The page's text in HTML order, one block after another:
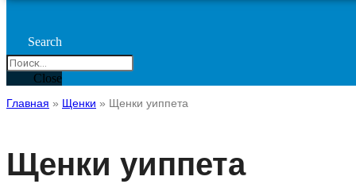
Search
Close
Главная » Щенки » Щенки уиппета
Щенки уиппета